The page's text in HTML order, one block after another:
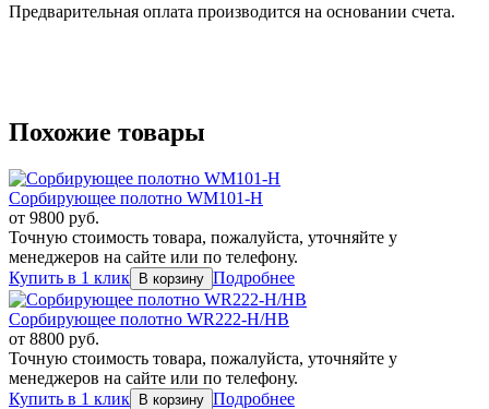
Предварительная оплата производится на основании счета.
Похожие товары
Сорбирующее полотно WM101-H
от 9800 руб.
Точную стоимость товара, пожалуйста, уточняйте у
менеджеров на сайте или по телефону.
Купить в 1 клик
Подробнее
Сорбирующее полотно WR222-H/HB
от 8800 руб.
Точную стоимость товара, пожалуйста, уточняйте у
менеджеров на сайте или по телефону.
Купить в 1 клик
Подробнее